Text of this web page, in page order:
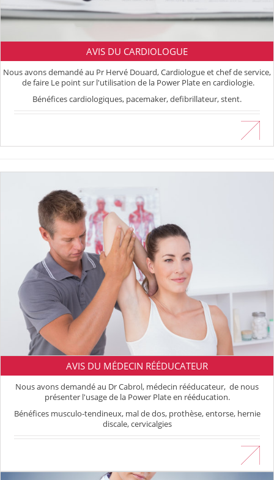
AVIS DU CARDIOLOGUE
Nous avons demandé au Pr Hervé Douard, Cardiologue et chef de service,
de faire Le point sur l'utilisation de la Power Plate en cardiologie.
Bénéfices cardiologiques, pacemaker, defibrillateur, stent.
AVIS DU MÉDECIN RÉÉDUCATEUR
Nous avons demandé au Dr Cabrol, médecin rééducateur, de nous
présenter l'usage de la Power Plate en rééducation.
Bénéfices musculo-tendineux, mal de dos, prothèse, entorse, hernie
discale, cervicalgies